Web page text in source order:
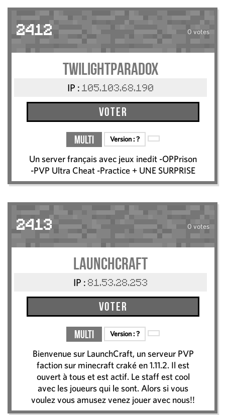
2412 0 votes
TwilightParadox
IP : 105.103.68.190
Voter
Multi Version :?
Un server français avec jeux inedit -OPPrison
-PVP Ultra Cheat -Practice + UNE SURPRISE
2413 0 votes
LaunchCraft
IP : 81.53.28.253
Voter
Multi Version :?
Bienvenue sur LaunchCraft, un serveur PVP
faction sur minecraft craké en 1.11.2. Il est
ouvert à tous et est actif. Le staff est cool
avec les joueurs qui le sont. Alors si vous
voulez vous amusez venez jouer avec nous!!